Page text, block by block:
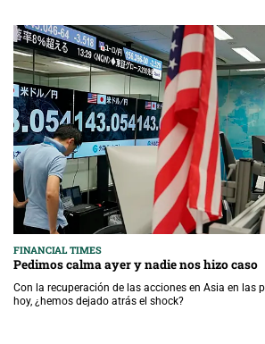
FINANCIAL TIMES
Pedimos calma ayer y nadie nos hizo caso
Con la recuperación de las acciones en Asia en las
hoy, ¿hemos dejado atrás el shock?